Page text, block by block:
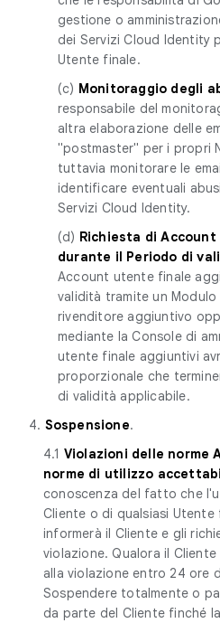
gestione o
dei Servizi Cloud Identity
Utente finale.
(c) Monitoraggio degli
responsabile del
altra elaborazione delle
"postmaster" per i propri
tuttavia monitorare le
identificare eventuali
Servizi Cloud Identity.
(d) Richiesta di
durante il Periodo di
Account utente finale
validità tramite un
rivenditore aggiuntivo
mediante la Console di
utente finale aggiuntivi
proporzionale che
di validità applicabile.
4. Sospensione.
4.1 Violazioni delle norme
norme di utilizzo
conoscenza del fatto che
Cliente o di qualsiasi Utente
informerà il Cliente e gli
violazione. Qualora il
alla violazione entro 24 ore
Sospendere totalmente o
da parte del Cliente finché